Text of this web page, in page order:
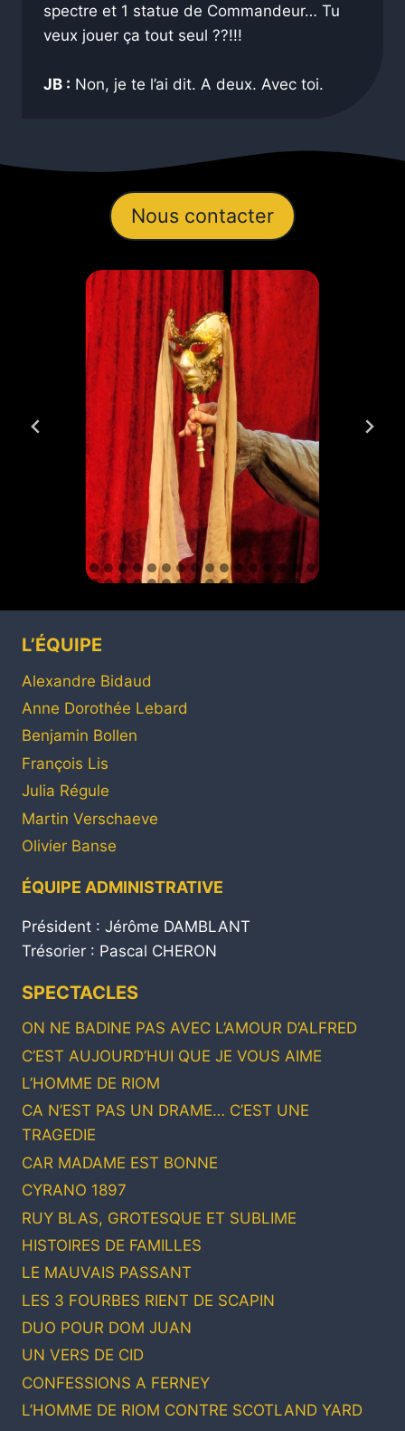
spectre et 1 statue de Commandeur… Tu
veux jouer ça tout seul ??!!!
JB : Non, je te l’ai dit. A deux. Avec toi.
Nous contacter
L’ÉQUIPE
Alexandre Bidaud
Anne Dorothée Lebard
Benjamin Bollen
François Lis
Julia Régule
Martin Verschaeve
Olivier Banse
ÉQUIPE ADMINISTRATIVE
Président : Jérôme DAMBLANT
Trésorier : Pascal CHERON
SPECTACLES
ON NE BADINE PAS AVEC L’AMOUR D’ALFRED
C’EST AUJOURD’HUI QUE JE VOUS AIME
L’HOMME DE RIOM
CA N’EST PAS UN DRAME… C’EST UNE
TRAGEDIE
CAR MADAME EST BONNE
CYRANO 1897
RUY BLAS, GROTESQUE ET SUBLIME
HISTOIRES DE FAMILLES
LE MAUVAIS PASSANT
LES 3 FOURBES RIENT DE SCAPIN
DUO POUR DOM JUAN
UN VERS DE CID
CONFESSIONS A FERNEY
L’HOMME DE RIOM CONTRE SCOTLAND YARD